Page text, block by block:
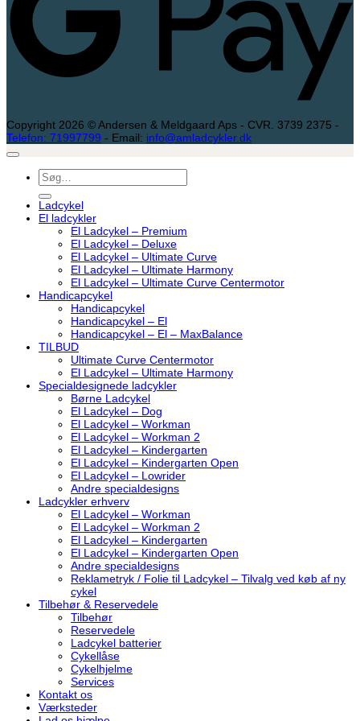
Copyright 2026 © Andersen & Meldgaard Aps - CVR. 3739 2375 -
Telefon: 71997799 - Email: info@amladcykler.dk
Søg
efter:
Ladcykel
El ladcykler
El Ladcykel – Premium
El Ladcykel – Deluxe
El Ladcykel – Ultimate Curve
El Ladcykel – Ultimate Harmony
El Ladcykel – Ultimate Curve Centermotor
Handicapcykel
Handicapcykel
Handicapcykel – El
Handicapcykel – El – MaxBalance
TILBUD
Ultimate Curve Centermotor
El Ladcykel – Ultimate Harmony
Specialdesignede ladcykler
Børne Ladcykel
El Ladcykel – Dog
El Ladcykel – Workman
El Ladcykel – Workman 2
El Ladcykel – Kindergarten
El Ladcykel – Kindergarten Open
El Ladcykel – Lowrider
Andre specialdesigns
Ladcykler erhverv
El Ladcykel – Workman
El Ladcykel – Workman 2
El Ladcykel – Kindergarten
El Ladcykel – Kindergarten Open
Andre specialdesigns
Reklametryk / Folie til Ladcykel – Tilvalg ved køb af ny
cykel
Tilbehør & Reservedele
Tilbehør
Reservedele
Ladcykel batterier
Cykellåse
Cykelhjelme
Services
Kontakt os
Værksteder